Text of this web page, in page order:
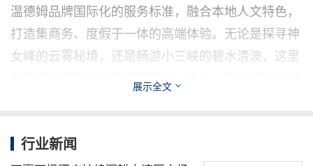
温德姆品牌国际化的服务标准，融合本地人文特色，
打造集商务、度假于一体的高端体验。无论是探寻神
女峰的云雾秘境，还是畅游小三峡的碧水清波，这里
都将成为游客休憩的理想驿站。未来，酒店将以卓越
消息来源：重庆巫山蔚景温德姆酒店
展示全文
行业新闻